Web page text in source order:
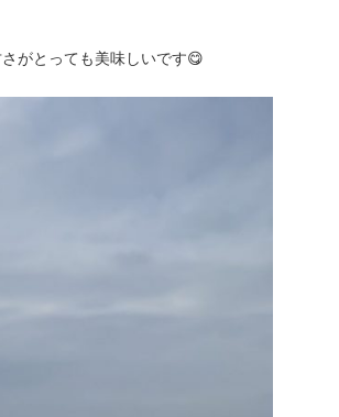
がとっても美味しいです😋